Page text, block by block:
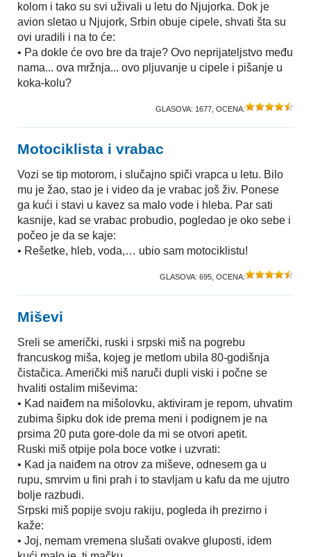
kolom i tako su svi uživali u letu do Njujorka. Dok je
avion sletao u Njujork, Srbin obuje cipele, shvati šta su
ovi uradili i na to će:
• Pa dokle će ovo bre da traje? Ovo neprijateljstvo među
nama... ova mržnja... ovo pljuvanje u cipele i pišanje u
koka-kolu?
GLASOVA: 1677 , OCENA:
Motociklista i vrabac
Vozi se tip motorom, i slučajno spiči vrapca u letu. Bilo
mu je žao, stao je i video da je vrabac još živ. Ponese
ga kući i stavi u kavez sa malo vode i hleba. Par sati
kasnije, kad se vrabac probudio, pogledao je oko sebe i
počeo je da se kaje:
• Rešetke, hleb, voda,… ubio sam motociklistu!
GLASOVA: 695 , OCENA:
Miševi
Sreli se američki, ruski i srpski miš na pogrebu
francuskog miša, kojeg je metlom ubila 80-godišnja
čistačica. Američki miš naruči dupli viski i počne se
hvaliti ostalim miševima:
• Kad naiđem na mišolovku, aktiviram je repom, uhvatim
zubima šipku dok ide prema meni i podignem je na
prsima 20 puta gore-dole da mi se otvori apetit.
Ruski miš otpije pola boce votke i uzvrati:
• Kad ja naiđem na otrov za miševe, odnesem ga u
rupu, smrvim u fini prah i to stavljam u kafu da me ujutro
bolje razbudi.
Srpski miš popije svoju rakiju, pogleda ih prezirno i
kaže:
• Joj, nemam vremena slušati ovakve gluposti, idem